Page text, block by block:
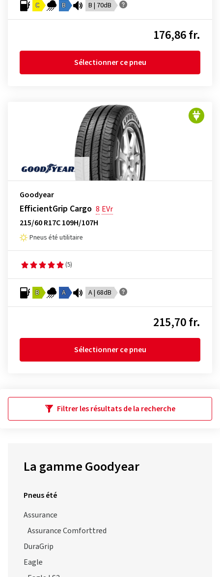
C B B | 70dB
176,86 fr.
Sélectionner ce pneu
Goodyear
EfficientGrip Cargo 8 EVr
215/60 R17C 109H/107H
Pneus été utilitaire
(5)
B A A | 68dB
215,70 fr.
Sélectionner ce pneu
Filtrer les résultats de la recherche
La gamme Goodyear
Pneus été
Assurance
Assurance Comforttred
DuraGrip
Eagle